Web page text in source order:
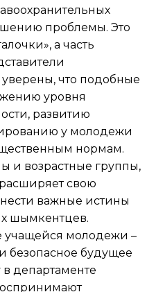
проблемы. Это
а часть
что подобные
уровня
развитию
у молодежи
нормам.
и возрастные группы,
свою
важные истины
шымкентцев.
учащейся молодежи –
безопасное будущее
департаменте